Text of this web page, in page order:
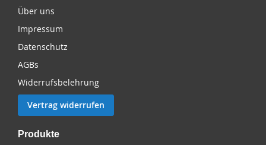
Über uns
Impressum
Datenschutz
AGBs
Widerrufsbelehrung
Vertrag widerrufen
Produkte